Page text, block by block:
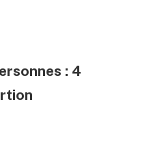
: 4